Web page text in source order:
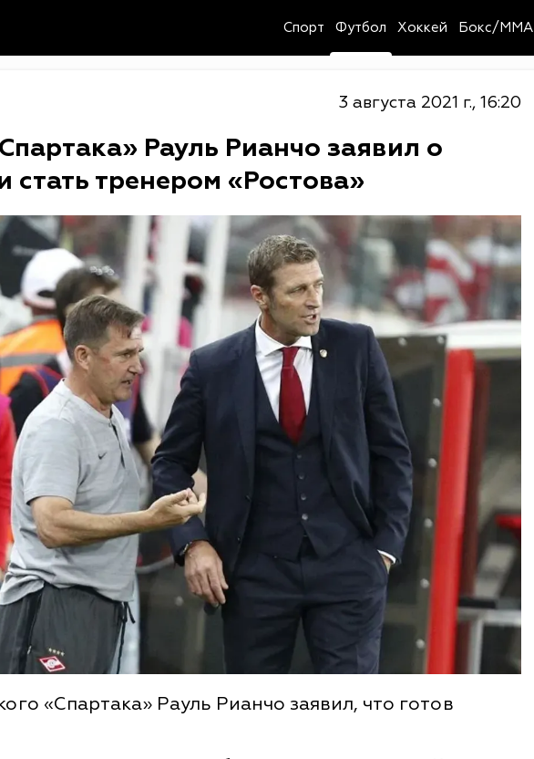
Спорт Футбол Хоккей Бокс/MMA
3 августа 2021 г., 16:20
Рауль Рианчо заявил о
стать тренером «Ростова»
«Спартака» Рауль Рианчо заявил, что готов